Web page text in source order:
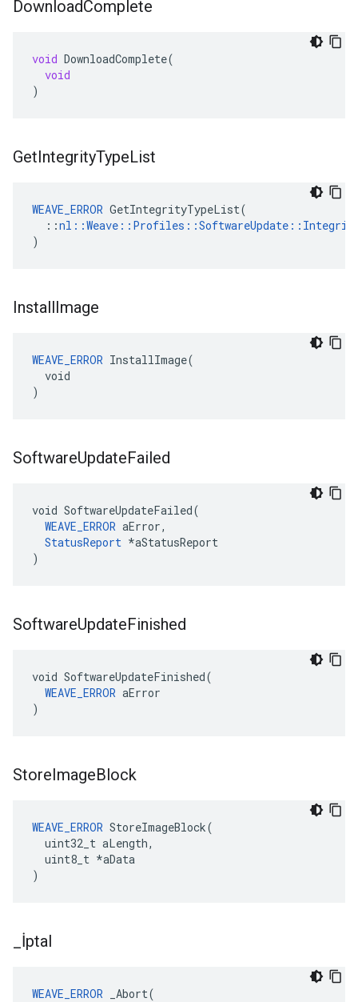
DownloadComplete
void DownloadComplete(
void
)
GetIntegrityTypeList
WEAVE_ERROR GetIntegrityTypeList(
  ::
)
InstallImage
WEAVE_ERROR InstallImage(
  void
)
SoftwareUpdateFailed
void SoftwareUpdateFailed(
WEAVE_ERROR aError,
StatusReport *aStatusReport
)
SoftwareUpdateFinished
void SoftwareUpdateFinished(
WEAVE_ERROR aError
)
StoreImageBlock
WEAVE_ERROR StoreImageBlock(
  uint32_t aLength,
  uint8_t *aData
)
İptal
WEAVE_ERROR _Abort(